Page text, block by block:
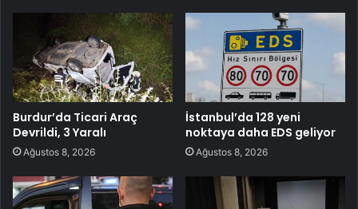
Burdur’da Ticari Araç
Devrildi, 3 Yaralı
Ağustos 8, 2026
İstanbul’da 128 yeni
noktaya daha EDS geliyor
Ağustos 8, 2026